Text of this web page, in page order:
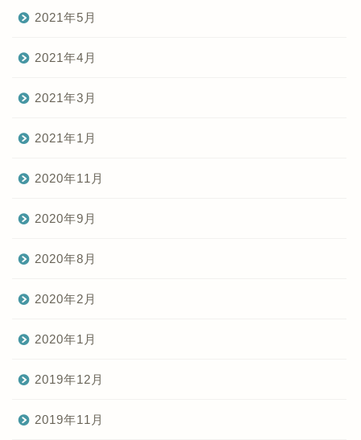
2021年5月
2021年4月
2021年3月
2021年1月
2020年11月
2020年9月
2020年8月
2020年2月
2020年1月
2019年12月
2019年11月